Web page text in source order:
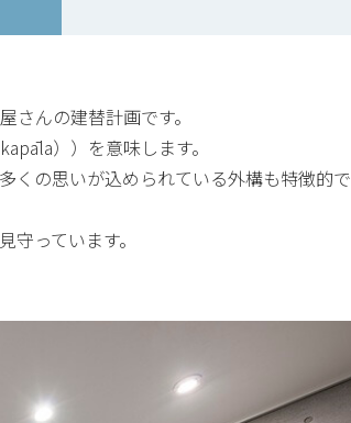
んの建替計画です。
））を意味します。
くの思いが込められている外構も特徴的で
っています。